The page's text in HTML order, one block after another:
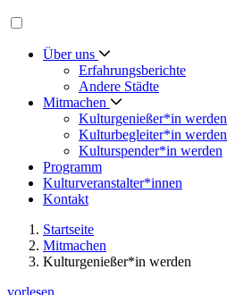
Über uns
Erfahrungsberichte
Andere Städte
Mitmachen
Kulturgenießer*in werden
Kulturbegleiter*in werden
Kulturspender*in werden
Programm
Kulturveranstalter*innen
Kontakt
Startseite
Mitmachen
Kulturgenießer*in werden
vorlesen